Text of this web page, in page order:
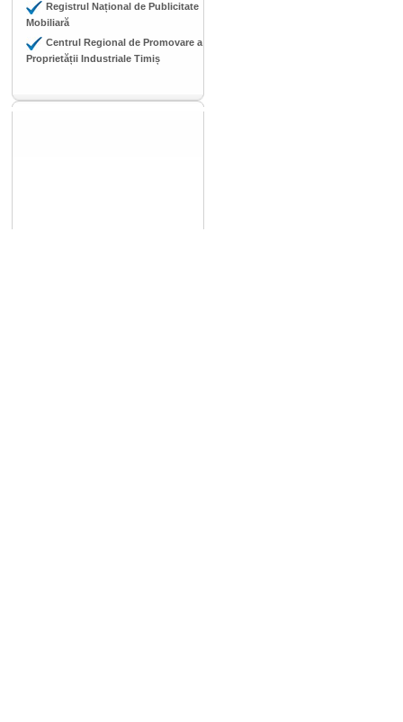
Registrul Național de Publicitate
Mobiliară
Centrul Regional de Promovare a
Proprietății Industriale Timiș